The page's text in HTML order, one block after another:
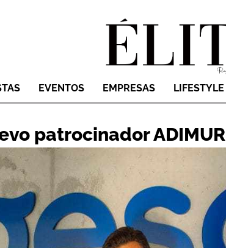
EVENTOS EMPRESAS LIFESTYLE
patrocinador ADIMUR